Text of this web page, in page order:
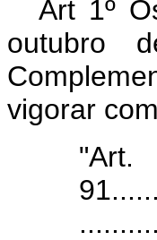
Art 1º
outubro
vigorar
"Art.